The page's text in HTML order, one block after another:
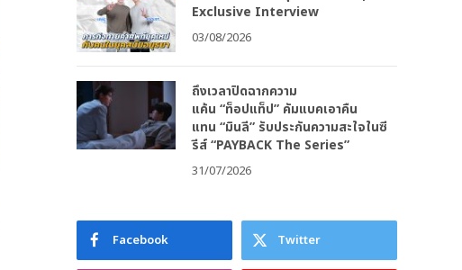
Exclusive Interview
03/08/2026
ถึงเวลาปิดฉากความ
แค้น “ท็อปแท็ป” คัมแบคเอาคืน
แทน “มินลี” รับประกันความสะใจในซี
รีส์ “PAYBACK The Series”
31/07/2026
Facebook Twitter